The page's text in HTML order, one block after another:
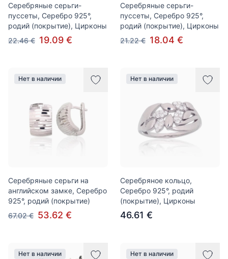
Серебряные серьги-
пуссеты, Серебро 925°,
родий (покрытие), Цирконы
22.46 € 19.09 €
Серебряные серьги-
пуссеты, Серебро 925°,
родий (покрытие), Цирконы
21.22 € 18.04 €
Нет в наличии
Серебряные серьги на
английском замке, Серебро
925°, родий (покрытие)
67.02 € 53.62 €
Нет в наличии
Серебряное кольцо,
Серебро 925°, родий
(покрытие), Цирконы
46.61 €
Нет в наличии Нет в наличии